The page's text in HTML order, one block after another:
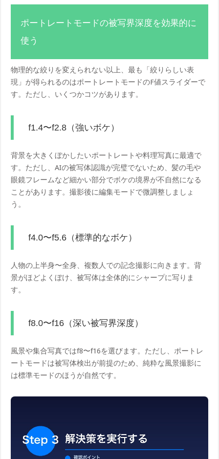
ポートレートモードの被写界深度を効果的に
使う
物理的な絞りを変えられない以上、最も「絞りらしい表
現」が得られるのはポートレートモードのF値スライダーで
す。ただし、いくつかコツがあります。
f1.4〜f2.8（強いボケ）
背景を大きくぼかしたいポートレートや料理写真に最適で
す。ただし、AIの被写体認識が完璧でないため、髪の毛や
眼鏡フレームなど細かい部分でボケの境界が不自然になる
ことがあります。撮影後に編集モードで微調整しましょ
う。
f4.0〜f5.6（標準的なボケ）
人物の上半身〜全身、複数人での記念撮影に向きます。背
景がほどよくぼけ、被写体は全体的にシャープに写りま
す。
f8.0〜f16（深い被写界深度）
風景や集合写真ではf8〜f16を選びます。ただし、ポートレ
ートモードは被写体検出が前提のため、純粋な風景撮影に
は標準モードのほうが自然です。